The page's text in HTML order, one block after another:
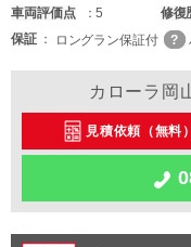
車両評価点 5 修復
保証
ロングラン保証付
カローラ岡
見積依頼（無料）